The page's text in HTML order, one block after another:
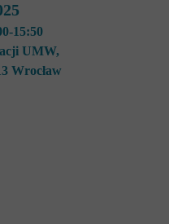
15:50
UMW,
Wrocław